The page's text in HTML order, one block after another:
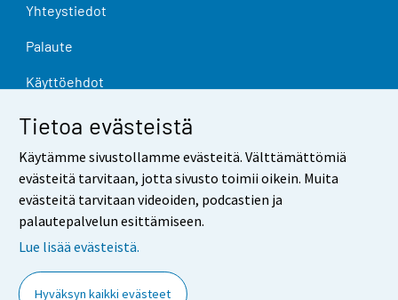
Tietoa evästeistä
Käytämme sivustollamme evästeitä. Välttämättömiä
evästeitä tarvitaan, jotta sivusto toimii oikein. Muita
evästeitä tarvitaan videoiden, podcastien ja
palautepalvelun esittämiseen.
Lue lisää evästeistä.
Hyväksyn kaikki evästeet
Yhteystiedot
Palaute
Käyttöehdot
Tietosuoja
Saavutettavuus
Tietoa sivustosta
Evästeasetukset